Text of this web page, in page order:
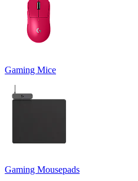
Gaming Mice
Gaming Mousepads